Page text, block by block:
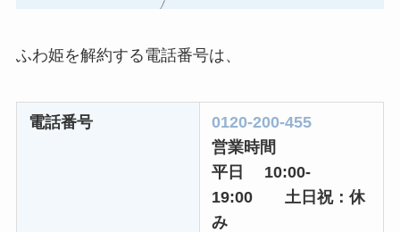
なにわサプリ
なぜ解約できない？
電話以外に手続きす
る方法ある？
ニューZの解約まと
め！電話が繋がらな
ふわ姫を解約する電話番号は、
電話番号
0120-200-455
営業時間
平日 10:00-
19:00
土日祝：休
み